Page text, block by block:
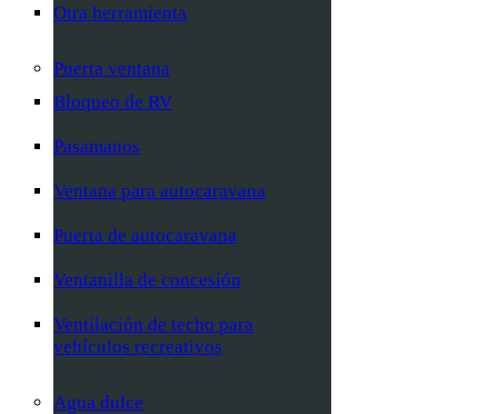
Otra herramienta
Puerta ventana
Bloqueo de RV
Pasamanos
Ventana para autocaravana
Puerta de autocaravana
Ventanilla de concesión
Ventilación de techo para
vehículos recreativos
Agua dulce